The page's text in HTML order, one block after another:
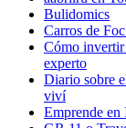
Bulidomics
Carros de
Cómo invertir
experto
Diario sobre
viví
Emprende en